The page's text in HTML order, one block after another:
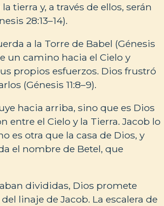
tierra y, a través de ellos, serán
28:13–14).
a la Torre de Babel (Génesis
un camino hacia el Cielo y
propios esfuerzos. Dios frustró
(Génesis 11:8–9).
hacia arriba, sino que es Dios
entre el Cielo y la Tierra. Jacob lo
es otra que la casa de Dios, y
el nombre de Betel, que
divididas, Dios promete
linaje de Jacob. La escalera de